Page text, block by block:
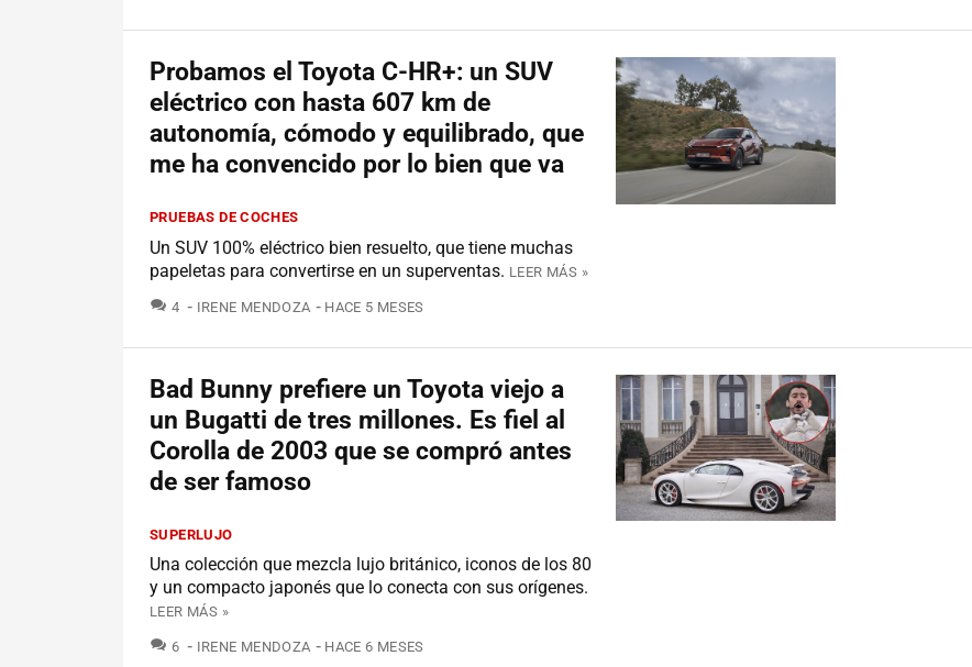
Probamos el Toyota C-HR+: un SUV
eléctrico con hasta 607 km de
autonomía, cómodo y equilibrado, que
me ha convencido por lo bien que va
PRUEBAS DE COCHES
Un SUV 100% eléctrico bien resuelto, que tiene muchas
papeletas para convertirse en un superventas. LEER MÁS »
4 COMENTARIOS
IRENE MENDOZA HACE 5 MESES
Bad Bunny prefiere un Toyota viejo a
un Bugatti de tres millones. Es fiel al
Corolla de 2003 que se compró antes
de ser famoso
SUPERLUJO
Una colección que mezcla lujo británico, iconos de los 80
y un compacto japonés que lo conecta con sus orígenes.
LEER MÁS »
6 COMENTARIOS
IRENE MENDOZA HACE 6 MESES